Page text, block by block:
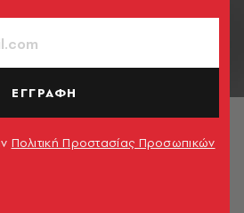
ΕΓΓΡΑΦΗ
Πολιτική Προστασίας Προσωπικών